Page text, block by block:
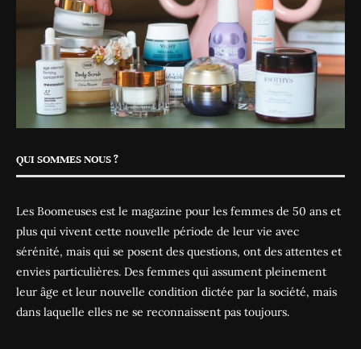
QUI SOMMES NOUS ?
Les Boomeuses est le magazine pour les femmes de 50 ans et
plus qui vivent cette nouvelle période de leur vie avec
sérénité, mais qui se posent des questions, ont des attentes et
envies particulières. Des femmes qui assument pleinement
leur âge et leur nouvelle condition dictée par la société, mais
dans laquelle elles ne se reconnaissent pas toujours.